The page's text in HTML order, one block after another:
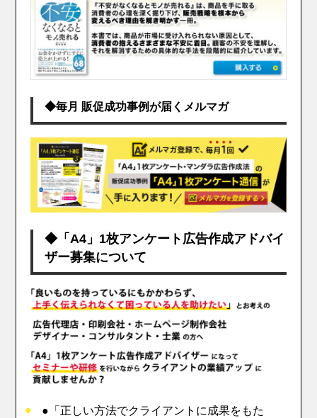
◆毎月 販促成功事例が届くメルマガ
◆「A4」1枚アンケート広告作成アドバイ
ザー募集について
●「正しい方法でクライアントに成果をもた